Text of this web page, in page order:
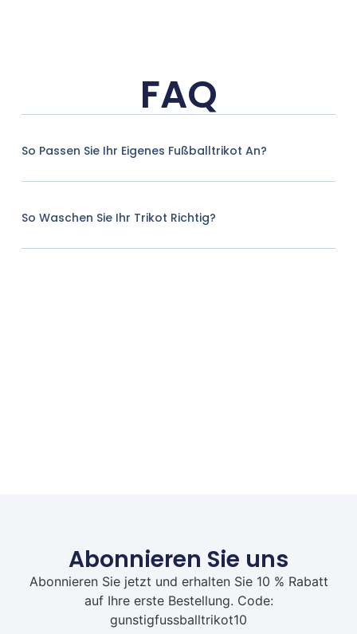
FAQ
So Passen Sie Ihr Eigenes Fußballtrikot An?
So Waschen Sie Ihr Trikot Richtig?
Abonnieren Sie uns
Abonnieren Sie jetzt und erhalten Sie 10 % Rabatt
auf Ihre erste Bestellung. Code:
gunstigfussballtrikot10